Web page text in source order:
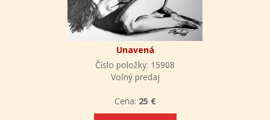
Unavená
Číslo položky: 15908
Voľný predaj
Cena: 25 €